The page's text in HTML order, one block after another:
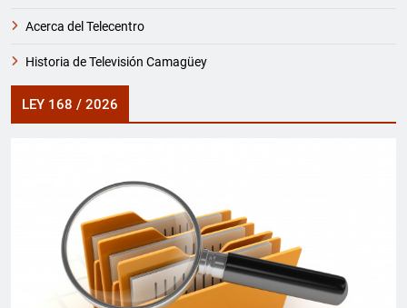
Acerca del Telecentro
Historia de Televisión Camagüey
LEY 168 / 2026